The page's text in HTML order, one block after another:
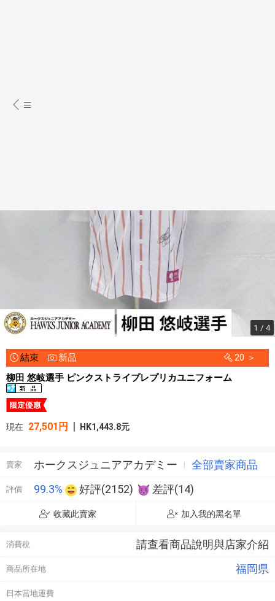
1 / 4
結束 新品
20 ＞
柳田 悠岐選手 ピンクストライプレプリカユニフォーム
現在 27,501円 | HK1,443.8元
賣家 ホークスジュニアアカデミー 全部賣家商品
評價 99.3% 好評(2152) 差評(14)
收藏此賣家 加入我的黑名單
消費稅 請查看商品說明與店家介紹
商品所在地 福岡県
日本當地運費